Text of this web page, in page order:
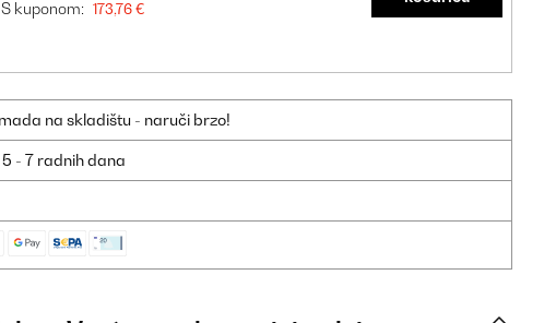
S kuponom: 173,76 €
na skladištu - naruči brzo!
- 7 radnih dana